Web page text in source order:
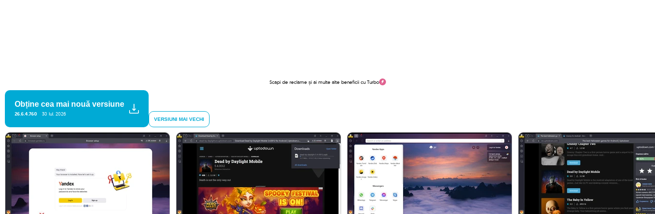
Scapi de reclame și ai multe alte beneficii cu Turbo
Obține cea mai nouă versiune
26.6.4.760 30 Iul. 2026
VERSIUNI MAI VECHI